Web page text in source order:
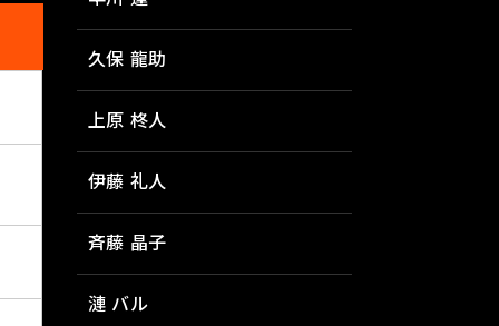
久保 龍助
上原 柊人
伊藤 礼人
斉藤 晶子
漣 バル